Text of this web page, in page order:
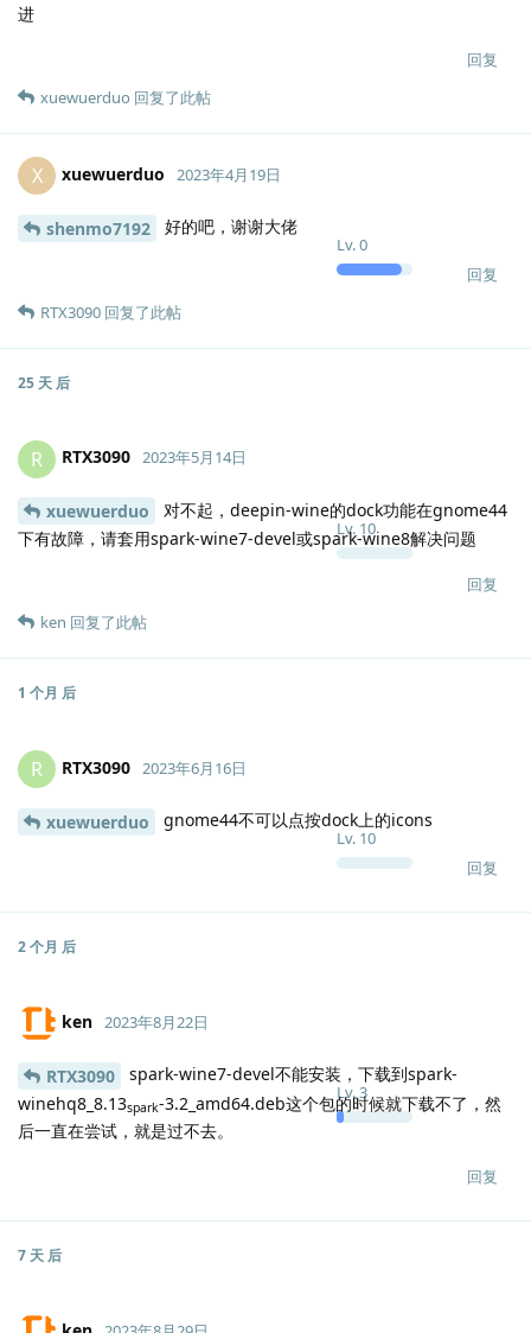
进
回复
xuewuerduo 回复了此帖
X xuewuerduo
Lv.0
2023年4月19日
shenmo7192 好的吧，谢谢大佬
回复
RTX3090 回复了此帖
25 天 后
R RTX3090
Lv. 10
2023年5月14日
xuewuerduo
对不起，deepin-wine的dock功能在gnome44
下有故障，请套用spark-wine7-devel或spark-wine8解决问题
回复
ken 回复了此帖
1 个月 后
R RTX3090
Lv. 10
2023年6月16日
xuewuerduo gnome44不可以点按dock上的icons
回复
2 个月 后
ken
Lv.3
2023年8月22日
RTX3090
spark-wine7-devel不能安装，下载到spark-
winehq8_8.13spark-3.2_amd64.deb这个包的时候就下载不了，然
后一直在尝试，就是过不去。
回复
7 天 后